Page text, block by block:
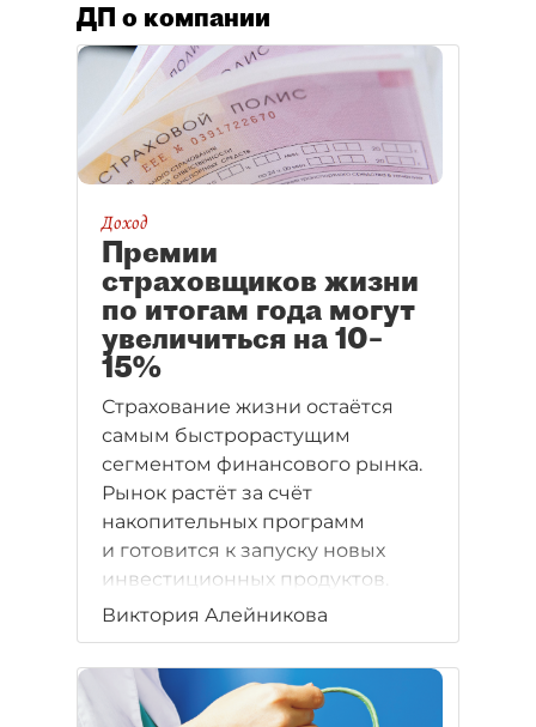
ДП о компании
Доход
Премии
страховщиков жизни
по итогам года могут
увеличиться на 10–
15%
Страхование жизни остаётся
самым быстрорастущим
сегментом финансового рынка.
Рынок растёт за счёт
накопительных программ
и готовится к запуску новых
инвестиционных продуктов.
Виктория Алейникова